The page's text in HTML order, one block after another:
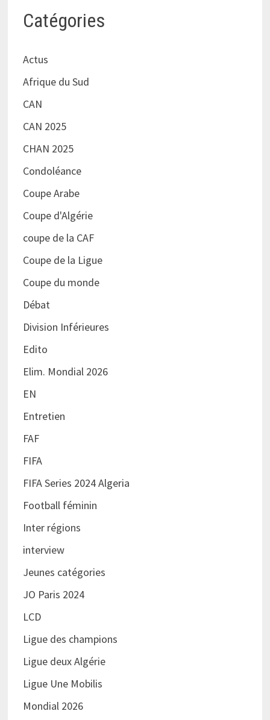
Catégories
Actus
Afrique du Sud
CAN
CAN 2025
CHAN 2025
Condoléance
Coupe Arabe
Coupe d'Algérie
coupe de la CAF
Coupe de la Ligue
Coupe du monde
Débat
Division Inférieures
Edito
Elim. Mondial 2026
EN
Entretien
FAF
FIFA
FIFA Series 2024 Algeria
Football féminin
Inter régions
interview
Jeunes catégories
JO Paris 2024
LCD
Ligue des champions
Ligue deux Algérie
Ligue Une Mobilis
Mondial 2026